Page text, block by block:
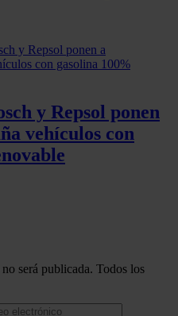
y Repsol ponen
vehículos con
será publicada. Todos los